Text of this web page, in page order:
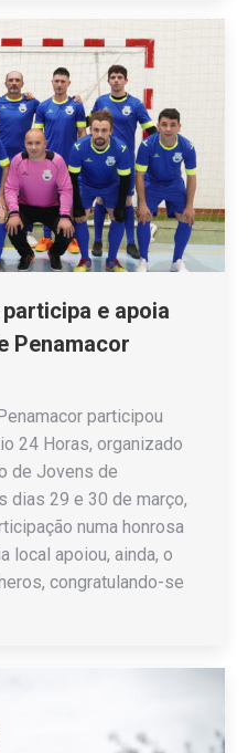
e apoia
Penamacor
participou
24 Horas, organizado
de Jovens de
dias 29 e 30 de março,
numa honrosa
local apoiou, ainda, o
congratulando-se